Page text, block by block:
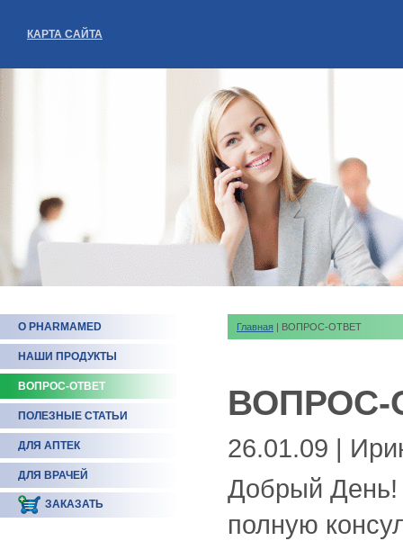
КАРТА САЙТА
О PHARMAMED
НАШИ ПРОДУКТЫ
ВОПРОС-ОТВЕТ
ПОЛЕЗНЫЕ СТАТЬИ
ДЛЯ АПТЕК
ДЛЯ ВРАЧЕЙ
ЗАКАЗАТЬ
Главная | ВОПРОС-ОТВЕТ
ВОПРОС-
26.01.09 |
Добрый День!
полную